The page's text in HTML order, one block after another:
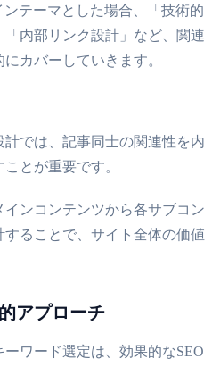
テーマとした場合、「技術的
内部リンク設計」など、関連
カバーしていきます。
では、記事同士の関連性を内
とが重要です。
ンコンテンツから各サブコン
ることで、サイト全体の価値
アプローチ
ワード選定は、効果的なSEO